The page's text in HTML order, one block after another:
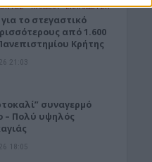
• ΠΑΙΔΕΙΑ - ΕΚΠΑΙΔΕΥΣΗ
το στεγαστικό
από 1.600
Κρήτης
21:03
συναγερμό
– Πολύ υψηλός
18:05